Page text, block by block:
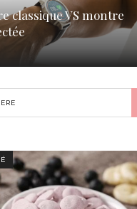
classique VS montre